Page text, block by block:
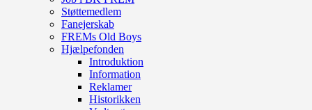
Støttemedlem
Fanejerskab
FREMs Old Boys
Hjælpefonden
Introduktion
Information
Reklamer
Historikken